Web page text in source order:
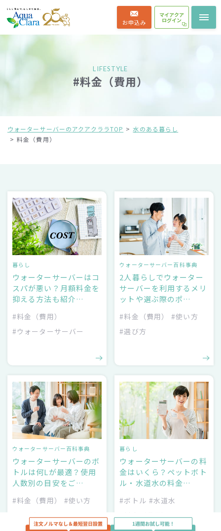
お申込み
マイアクア
ログイン
LIFESTYLE
#料金（費用）
ウォーターサーバーのアクアクララTOP
水のある暮らし
料金（費用）
暮らし
ウォーターサーバーはコ
スパが悪い？月額料金を
抑える方法も紹介…
#料金（費用）
#ウォーターサーバー
ウォーターサーバー百科事典
2人暮らしでウォーター
サーバーを利用するメリ
ットや選ぶ際のポ…
#料金（費用）
#使い方
#選び方
ウォーターサーバー百科事典
ウォーターサーバーのボ
トルは何Lが最適？使用
人数別の目安をご…
#料金（費用）
#使い方
#選び方
暮らし
ウォーターサーバーの料
金はいくら？ペットボト
ル・水道水の料金…
#ボトル #水道水
#料金（費用）